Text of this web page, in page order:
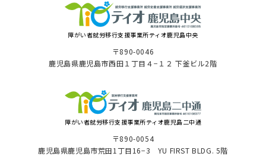
障がい者就労移⾏⽀援事業所ティオ⿅児島中央
〒890-0046
⿅児島県⿅児島市⻄⽥１丁⽬４−１２ 下釜ビル2階
障がい者就労移⾏⽀援事業所ティオ鹿児島二中通
〒890-0054
鹿児島県鹿児島市荒田1丁目16−3 YU FIRST BLDG. 5階